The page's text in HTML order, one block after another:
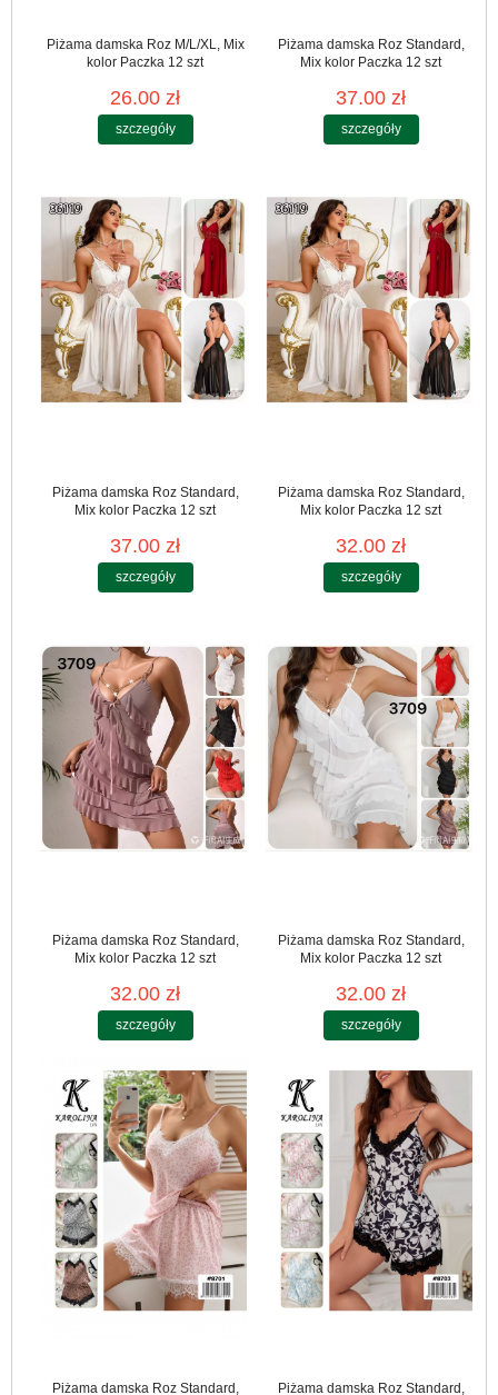
Piżama damska Roz M/L/XL, Mix
kolor Paczka 12 szt
26.00 zł
szczegóły
Piżama damska Roz Standard,
Mix kolor Paczka 12 szt
37.00 zł
szczegóły
Piżama damska Roz Standard,
Mix kolor Paczka 12 szt
37.00 zł
szczegóły
Piżama damska Roz Standard,
Mix kolor Paczka 12 szt
32.00 zł
szczegóły
Piżama damska Roz Standard,
Mix kolor Paczka 12 szt
32.00 zł
szczegóły
Piżama damska Roz Standard,
Mix kolor Paczka 12 szt
32.00 zł
szczegóły
Piżama damska Roz Standard, Piżama damska Roz Standard,